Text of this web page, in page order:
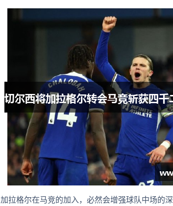
加拉格尔在马竞的加入，必然会增强球队中场的